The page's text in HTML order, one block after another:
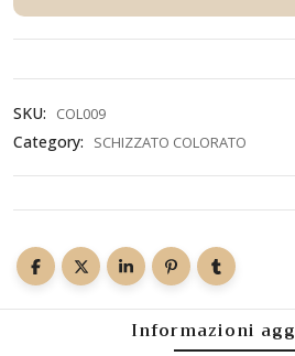
SKU: COL009
Category: SCHIZZATO COLORATO
Informazioni